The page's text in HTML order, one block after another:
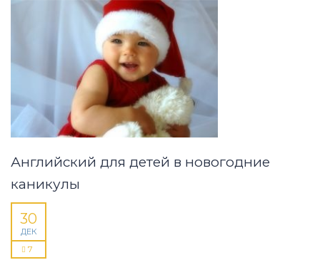
Английский для детей в новогодние
каникулы
30
ДЕК
7